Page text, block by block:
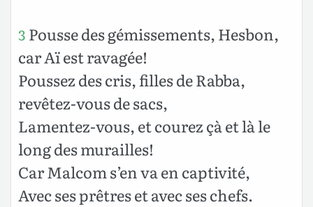
3 Pousse des gémissements, Hesbon,
car Aï est ravagée!
Poussez des cris, filles de Rabba,
revêtez-vous de sacs,
Lamentez-vous, et courez çà et là le
long des murailles!
Car Malcom s’en va en captivité,
Avec ses prêtres et avec ses chefs.